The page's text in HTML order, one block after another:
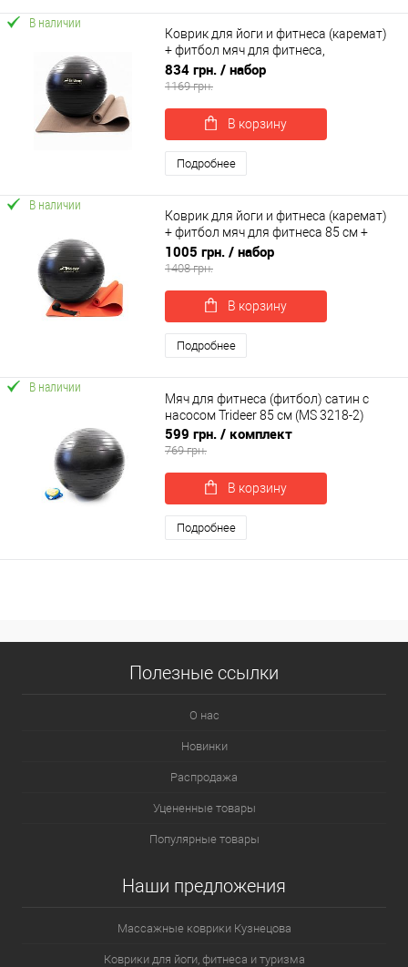
В наличии
Коврик для йоги и фитнеса (каремат)
+ фитбол мяч для фитнеса,
беременных 65 см OSPORT Set 91 (n-
0121)
834 грн. / набор
1169 грн.
В корзину
Подробнее
В наличии
Коврик для йоги и фитнеса (каремат)
+ фитбол мяч для фитнеса 85 см +
ремень для йоги OSPORT Set 97 (n-
0127)
1005 грн. / набор
1408 грн.
В корзину
Подробнее
В наличии
Мяч для фитнеса (фитбол) сатин с
насосом Trideer 85 см (MS 3218-2)
599 грн. / комплект
769 грн.
В корзину
Подробнее
Полезные ссылки
О нас
Новинки
Распродажа
Уцененные товары
Популярные товары
Наши предложения
Массажные коврики Кузнецова
Коврики для йоги, фитнеса и туризма